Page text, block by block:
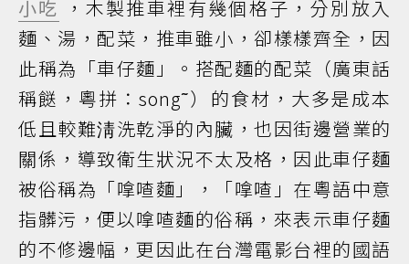
小吃 ，木製推車裡有幾個格子，分別放入
麵、湯，配菜，推車雖小，卻樣樣齊全，因
此稱為「車仔麵」。搭配麵的配菜（廣東話
稱餸，粵拼：song˜）的食材，大多是成本
低且較難淸洗乾淨的內臟，也因街邊營業的
關係，導致衛生狀況不太及格，因此車仔麵
被俗稱為「嗱喳麵」，「嗱喳」在粵語中意
指髒污，便以嗱喳麵的俗稱，來表示車仔麵
的不修邊幅，更因此在台灣電影台裡的國語